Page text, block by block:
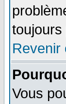
Revenir
Vous